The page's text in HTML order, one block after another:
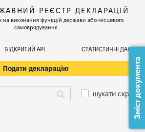
РЕЄСТР ДЕКЛАРАЦІЙ
на виконання функцій держави або місцевого
самоврядування
ВІДКРИТИЙ АРІ СТАТИСТИЧНІ ДАНІ
Подати декларацію
шукати скрізьЗміст документа